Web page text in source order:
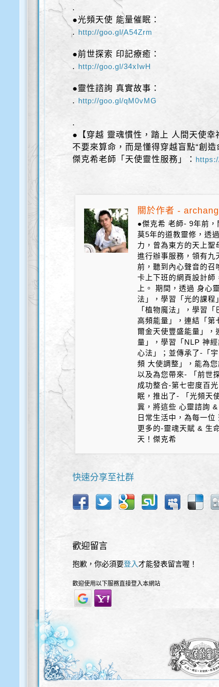
.
●光頻天使 能量催眠：
. http://goo.gl/A54Zrm
●前世探索 印記療癒：
. http://goo.gl/34xIwH
●靈性諮詢 真實故事：
. http://goo.gl/qM0vMG
.
●【穿越 靈魂慣性，踏上 人間天使幸
不要來算命，而是懂得穿越盲點“創造
傑克希老師「天使靈性服務」：
關於作者 -
●傑克希 老師- 9年前
莫5年的道教靈修，透
力，曾為東方的天上
進行辦事服務，領有
前，聽到內心聲音的召
卡上下班的網頁設計師
上。 期間，透過 身心
法」，學習「光的課程
「植物魔法」，學習
高頻能量」，連結「第
爾金天使豐盛能量」，
量」，學習「NLP 神
心法」；並傳承了-「
頻 大使調整」，能為
以及為您帶來- 「前世
成功整合-第七密度百
眠，推出了- 「光頻天
冀，將這些 心靈諮詢
日常生活中，為每一
更多的-靈魂天賦 & 生
天！傑克希
快速分享至社群
歡迎留言
抱歉，你必須要登入 才能發表留言喔！
歡迎使用以下服務直接登入本網站